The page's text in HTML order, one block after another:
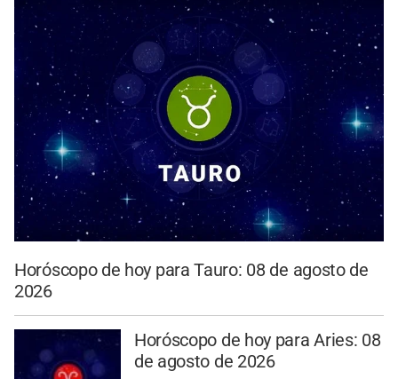
Horóscopo de hoy para Tauro: 08 de agosto de
2026
Horóscopo de hoy para Aries: 08
de agosto de 2026